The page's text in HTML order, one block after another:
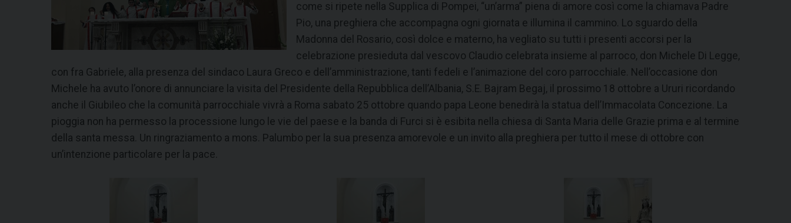
come si ripete nella Supplica di Pompei, “un’arma” piena di amore così come la chiamava Padre
Pio, una preghiera che accompagna ogni giornata e illumina il cammino. Lo sguardo della
Madonna del Rosario, così dolce e materno, ha vegliato su tutti i presenti accorsi per la
celebrazione presieduta dal vescovo Claudio celebrata insieme al parroco, don Michele Di Legge,
con fra Gabriele, alla presenza del sindaco Laura Greco e dell’amministrazione, tanti fedeli e l’animazione del coro parrocchiale. Nell’occasione don
Michele ha avuto l’onore di annunciare la visita del Presidente della Repubblica dell’Albania, S.E. Bajram Begaj, il prossimo 18 ottobre a Ururi ricordando
anche il Giubileo che la comunità parrocchiale vivrà a Roma sabato 25 ottobre quando papa Leone benedirà la statua dell’Immacolata Concezione. La
pioggia non ha permesso la processione lungo le vie del paese e la banda di Furci si è esibita nella chiesa di Santa Maria delle Grazie prima e al termine
della santa messa. Un ringraziamento a mons. Palumbo per la sua presenza amorevole e un invito alla preghiera per tutto il mese di ottobre con
un’intenzione particolare per la pace.